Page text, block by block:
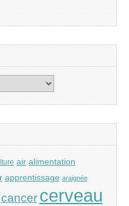
air alimentation
apprentissage araignée
cancer cerveau